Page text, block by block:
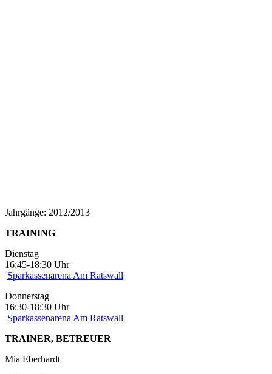
Jahrgänge: 2012/2013
TRAINING
Dienstag
16:45-18:30 Uhr
Sparkassenarena Am Ratswall
Donnerstag
16:30-18:30 Uhr
Sparkassenarena Am Ratswall
TRAINER, BETREUER
Mia Eberhardt